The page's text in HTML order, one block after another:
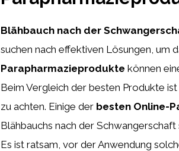
Blähbauch nach der
suchen nach effektiven Lösungen, um
Parapharmazieprodukte können
Beim Vergleich der besten Produkte
zu achten. Einige der besten Online-
Blähbauchs nach der
Es ist ratsam, vor der Anwendung